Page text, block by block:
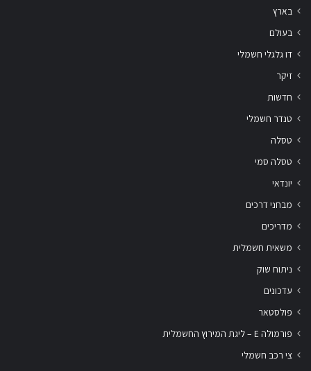
בארץ
בעולם
דו גלגלי חשמלי
זיקר
חדשות
טנדר חשמלי
טסלה
טסלה סמי
יונדאי
מבחני דרכים
מדריכים
משאית חשמלית
ניתוח שוק
עדכונים
פולסטאר
פורמולה E – ליגת המירוץ החשמלית
צי רכב חשמלי